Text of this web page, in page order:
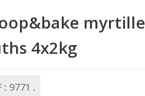
myrtille
4x2kg
: 9771